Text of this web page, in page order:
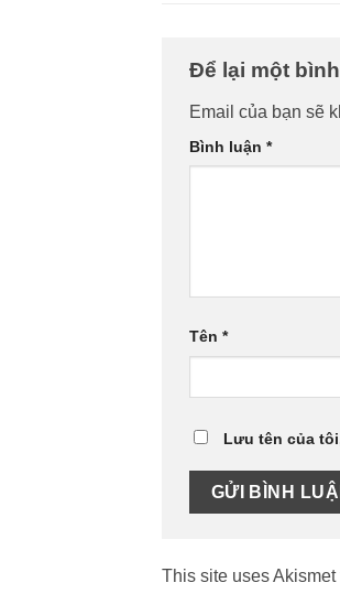
Để lại một
Email của bạn sẽ
Bình luận *
Tên *
Lưu tên của
This site uses